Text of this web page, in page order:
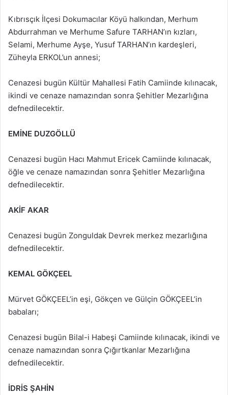
Kıbrısçık İlçesi Dokumacılar Köyü halkından, Merhum
Abdurrahman ve Merhume Safure TARHAN’ın kızları,
Selami, Merhume Ayşe, Yusuf TARHAN’ın kardeşleri,
Züheyla ERKOL’un annesi;
Cenazesi bugün Kültür Mahallesi Fatih Camiinde kılınacak,
ikindi ve cenaze namazından sonra Şehitler Mezarlığına
defnedilecektir.
EMİNE DUZGÖLLÜ
Cenazesi bugün Hacı Mahmut Ericek Camiinde kılınacak,
öğle ve cenaze namazından sonra Şehitler Mezarlığına
defnedilecektir.
AKİF AKAR
Cenazesi bugün Zonguldak Devrek merkez mezarlığına
defnedilecektir.
KEMAL GÖKÇEEL
Mürvet GÖKÇEEL’in eşi, Gökçen ve Gülçin GÖKÇEEL’in
babaları;
Cenazesi bugün Bilal-i Habeşi Camiinde kılınacak, ikindi ve
cenaze namazından sonra Çığırtkanlar Mezarlığına
defnedilecektir.
İDRİS ŞAHİN